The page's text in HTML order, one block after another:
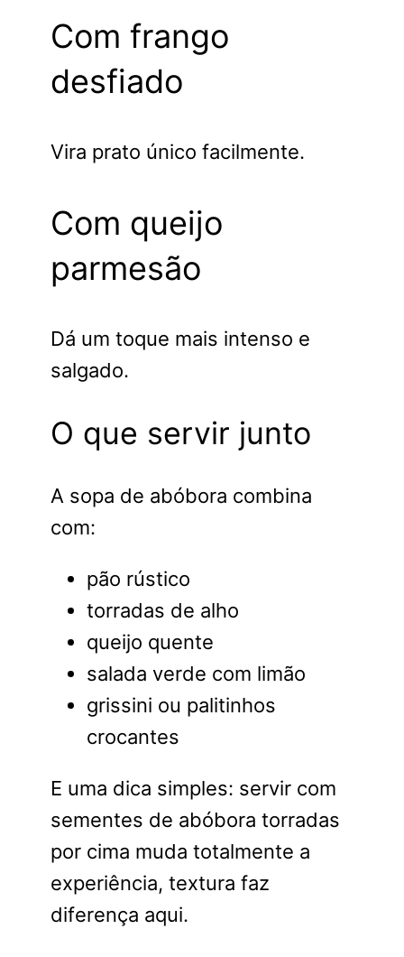
Com frango
desfiado
Vira prato único facilmente.
Com queijo
parmesão
Dá um toque mais intenso e
salgado.
O que servir junto
A sopa de abóbora combina
com:
pão rústico
torradas de alho
queijo quente
salada verde com limão
grissini ou palitinhos
crocantes
E uma dica simples: servir com
sementes de abóbora torradas
por cima muda totalmente a
experiência, textura faz
diferença aqui.